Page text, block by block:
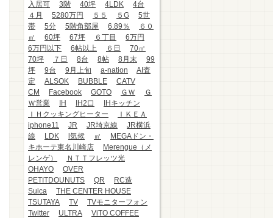
入居可
3階 40坪 4LDK
4台
４月
5280万円 ５５ ５G
5世
帯
5分 5階角部屋 6.89％
６０
㎡
60坪 67坪 ６丁目
6万円
6万円以下
6帖以上 ６日
70㎡
70坪
７日 8台 8帖 8月末
99
坪
9台 9月上旬 a-nation
AI査
定
ALSOK BUBBLE
CATV
CM
Facebook GOTO ＧＷ
Ｇ
Ｗ営業
IH IH2口
IHキッチン
ＩＨクッキングヒーター
ＩＫＥＡ
iphone11
JR JR埼京線
JR横浜
線
LDK l気候 ㎡
MEGAドン・
キホーテ東名川崎店
Merengue（メ
レンゲ）
ＮＴＴフレッツ光
OHAYO
OVER
PETITDOUNUTS
QR
RC造
Suica
THE CENTER HOUSE
TSUTAYA
TV
TVモニターフォン
Twitter
ULTRA
ViTO COFFEE